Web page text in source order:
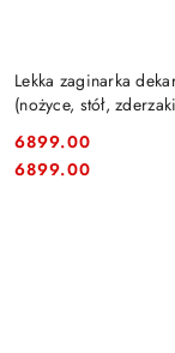
Lekka zaginarka
(nożyce, stół,
Cena:
6899.00
Cena:
6899.00